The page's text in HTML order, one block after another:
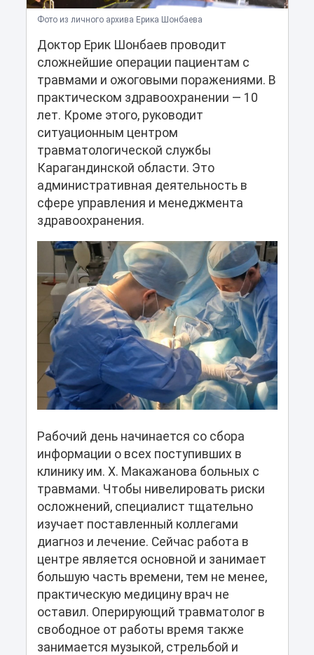
Фото из личного архива Ерика Шонбаева
Доктор Ерик Шонбаев проводит
сложнейшие операции пациентам с
травмами и ожоговыми поражениями. В
практическом здравоохранении — 10
лет. Кроме этого, руководит
ситуационным центром
травматологической службы
Карагандинской области. Это
административная деятельность в
сфере управления и менеджмента
здравоохранения.
Рабочий день начинается со сбора
информации о всех поступивших в
клинику им. Х. Макажанова больных с
травмами. Чтобы нивелировать риски
осложнений, специалист тщательно
изучает поставленный коллегами
диагноз и лечение. Сейчас работа в
центре является основной и занимает
большую часть времени, тем не менее,
практическую медицину врач не
оставил. Оперирующий травматолог в
свободное от работы время также
занимается музыкой, стрельбой и